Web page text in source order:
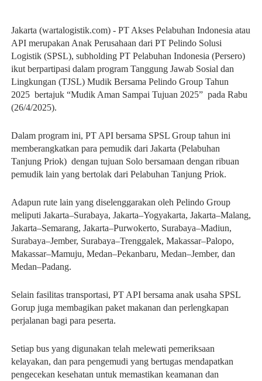
Jakarta (wartalogistik.com) - PT Akses Pelabuhan Indonesia atau
API merupakan Anak Perusahaan dari PT Pelindo Solusi
Logistik (SPSL), subholding PT Pelabuhan Indonesia (Persero)
ikut berpartipasi dalam program Tanggung Jawab Sosial dan
Lingkungan (TJSL) Mudik Bersama Pelindo Group Tahun
2025 bertajuk “Mudik Aman Sampai Tujuan 2025” pada Rabu
(26/4/2025).
Dalam program ini, PT API bersama SPSL Group tahun ini
memberangkatkan para pemudik dari Jakarta (Pelabuhan
Tanjung Priok) dengan tujuan Solo bersamaan dengan ribuan
pemudik lain yang bertolak dari Pelabuhan Tanjung Priok.
Adapun rute lain yang diselenggarakan oleh Pelindo Group
meliputi Jakarta–Surabaya, Jakarta–Yogyakarta, Jakarta–Malang,
Jakarta–Semarang, Jakarta–Purwokerto, Surabaya–Madiun,
Surabaya–Jember, Surabaya–Trenggalek, Makassar–Palopo,
Makassar–Mamuju, Medan–Pekanbaru, Medan–Jember, dan
Medan–Padang.
Selain fasilitas transportasi, PT API bersama anak usaha SPSL
Gorup juga membagikan paket makanan dan perlengkapan
perjalanan bagi para peserta.
Setiap bus yang digunakan telah melewati pemeriksaan
kelayakan, dan para pengemudi yang bertugas mendapatkan
pengecekan kesehatan untuk memastikan keamanan dan